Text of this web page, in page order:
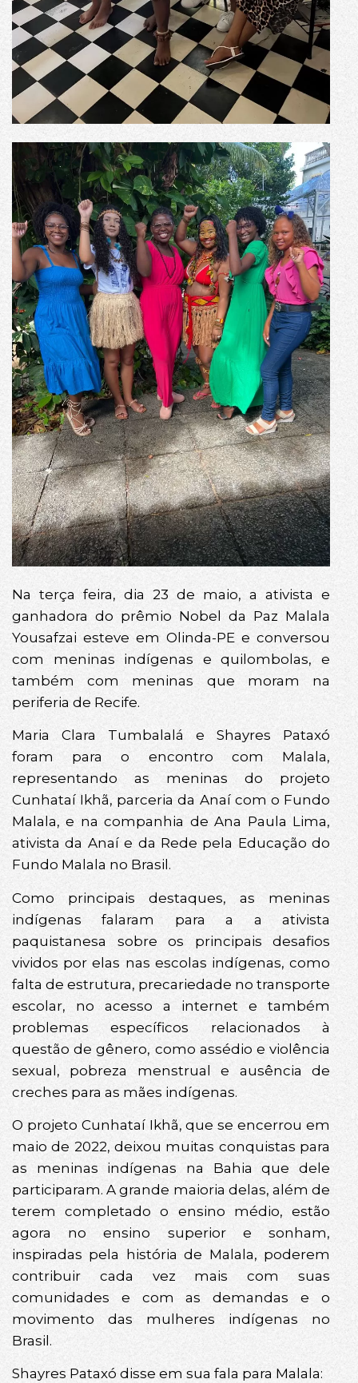
Na terça feira, dia 23 de maio, a ativista e
ganhadora do prêmio Nobel da Paz Malala
Yousafzai esteve em Olinda-PE e conversou
com meninas indígenas e quilombolas, e
também com meninas que moram na
periferia de Recife.
Maria Clara Tumbalalá e Shayres Pataxó
foram para o encontro com Malala,
representando as meninas do projeto
Cunhataí Ikhã, parceria da Anaí com o Fundo
Malala, e na companhia de Ana Paula Lima,
ativista da Anaí e da Rede pela Educação do
Fundo Malala no Brasil.
Como principais destaques, as meninas
indígenas falaram para a a ativista
paquistanesa sobre os principais desafios
vividos por elas nas escolas indígenas, como
falta de estrutura, precariedade no transporte
escolar, no acesso a internet e também
problemas específicos relacionados à
questão de gênero, como assédio e violência
sexual, pobreza menstrual e ausência de
creches para as mães indígenas.
O projeto Cunhataí Ikhã, que se encerrou em
maio de 2022, deixou muitas conquistas para
as meninas indígenas na Bahia que dele
participaram. A grande maioria delas, além de
terem completado o ensino médio, estão
agora no ensino superior e sonham,
inspiradas pela história de Malala, poderem
contribuir cada vez mais com suas
comunidades e com as demandas e o
movimento das mulheres indígenas no
Brasil.
Shayres Pataxó disse em sua fala para Malala: